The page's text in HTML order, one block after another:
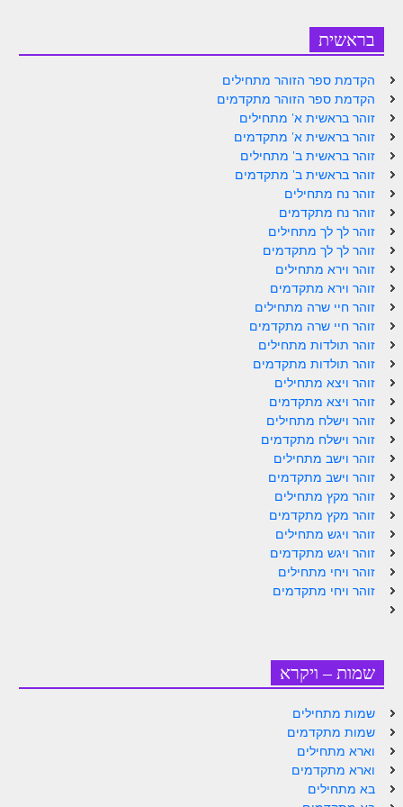
ספר הזוהר – ויקרא
ספר הזוהר הקדוש זוהר ויקרא השקפה
ספר הזוהר הקדוש זוהר ויקרא מתקדמים
זוהר צו מתחילים
זוהר צו מתקדמים
פרשת שמיני מתחילים
פרשת שמיני מתקדמים
ספר הזוהר פרשת תזריע למתחילים
ספר הזוהר פרשת תזריע למתקדמים
זוהר מצורע מתחילים
זוהר מצורע למתקדמים
זוהר אחרי מות למתקדמים
הזוהר הקדוש – קדושים למתחילים
הזוהר הקדוש – קדושים למתקדמים
ספר הזוהר אמור השקפה
ספר הזוהר אמור מתקדמים
הזוהר הקדוש פרשת בהר למתחילים
זוהר בחוקותי למתחילים
זוהר הקדוש בחוקותי למתקדמים
ספר הזוהר – במדבר
זוהר במדבר מתחילים
זוהר במדבר מתקדמים
בראשית
הקדמת ספר הזוהר מתחילים
הקדמת ספר הזוהר מתקדמים
זוהר בראשית א' מתחילים
זוהר בראשית א' מתקדמים
זוהר בראשית ב' מתחילים
זוהר בראשית ב' מתקדמים
זוהר נח מתחילים
זוהר נח מתקדמים
זוהר לך לך מתחילים
זוהר לך לך מתקדמים
זוהר וירא מתחילים
זוהר וירא מתקדמים
זוהר חיי שרה מתחילים
זוהר חיי שרה מתקדמים
זוהר תולדות מתחילים
זוהר תולדות מתקדמים
זוהר ויצא מתחילים
זוהר ויצא מתקדמים
זוהר וישלח מתחילים
זוהר וישלח מתקדמים
זוהר וישב מתחילים
זוהר וישב מתקדמים
זוהר מקץ מתחילים
זוהר מקץ מתקדמים
זוהר ויגש מתחילים
זוהר ויגש מתקדמים
זוהר ויחי מתחילים
זוהר ויחי מתקדמים
שמות – ויקרא
שמות מתחילים
שמות מתקדמים
וארא מתחילים
וארא מתקדמים
בא מתחילים